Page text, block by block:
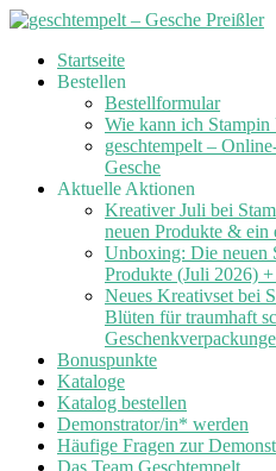
Skip
Startseite
Bestellen
Bestellformular
Wie kann ich
geschtempelt –
Gesche
Aktuelle Aktionen
Kreativer Juli bei
neuen Produkte &
Unboxing: Die neuen
Produkte (Juli 2026)
Neues Kreativset bei
Blüten für traumhaft
Bonuspunkte
Kataloge
Katalog bestellen
Demonstrator/in* werden
Häufige Fragen zur
Das Team Geschtempelt